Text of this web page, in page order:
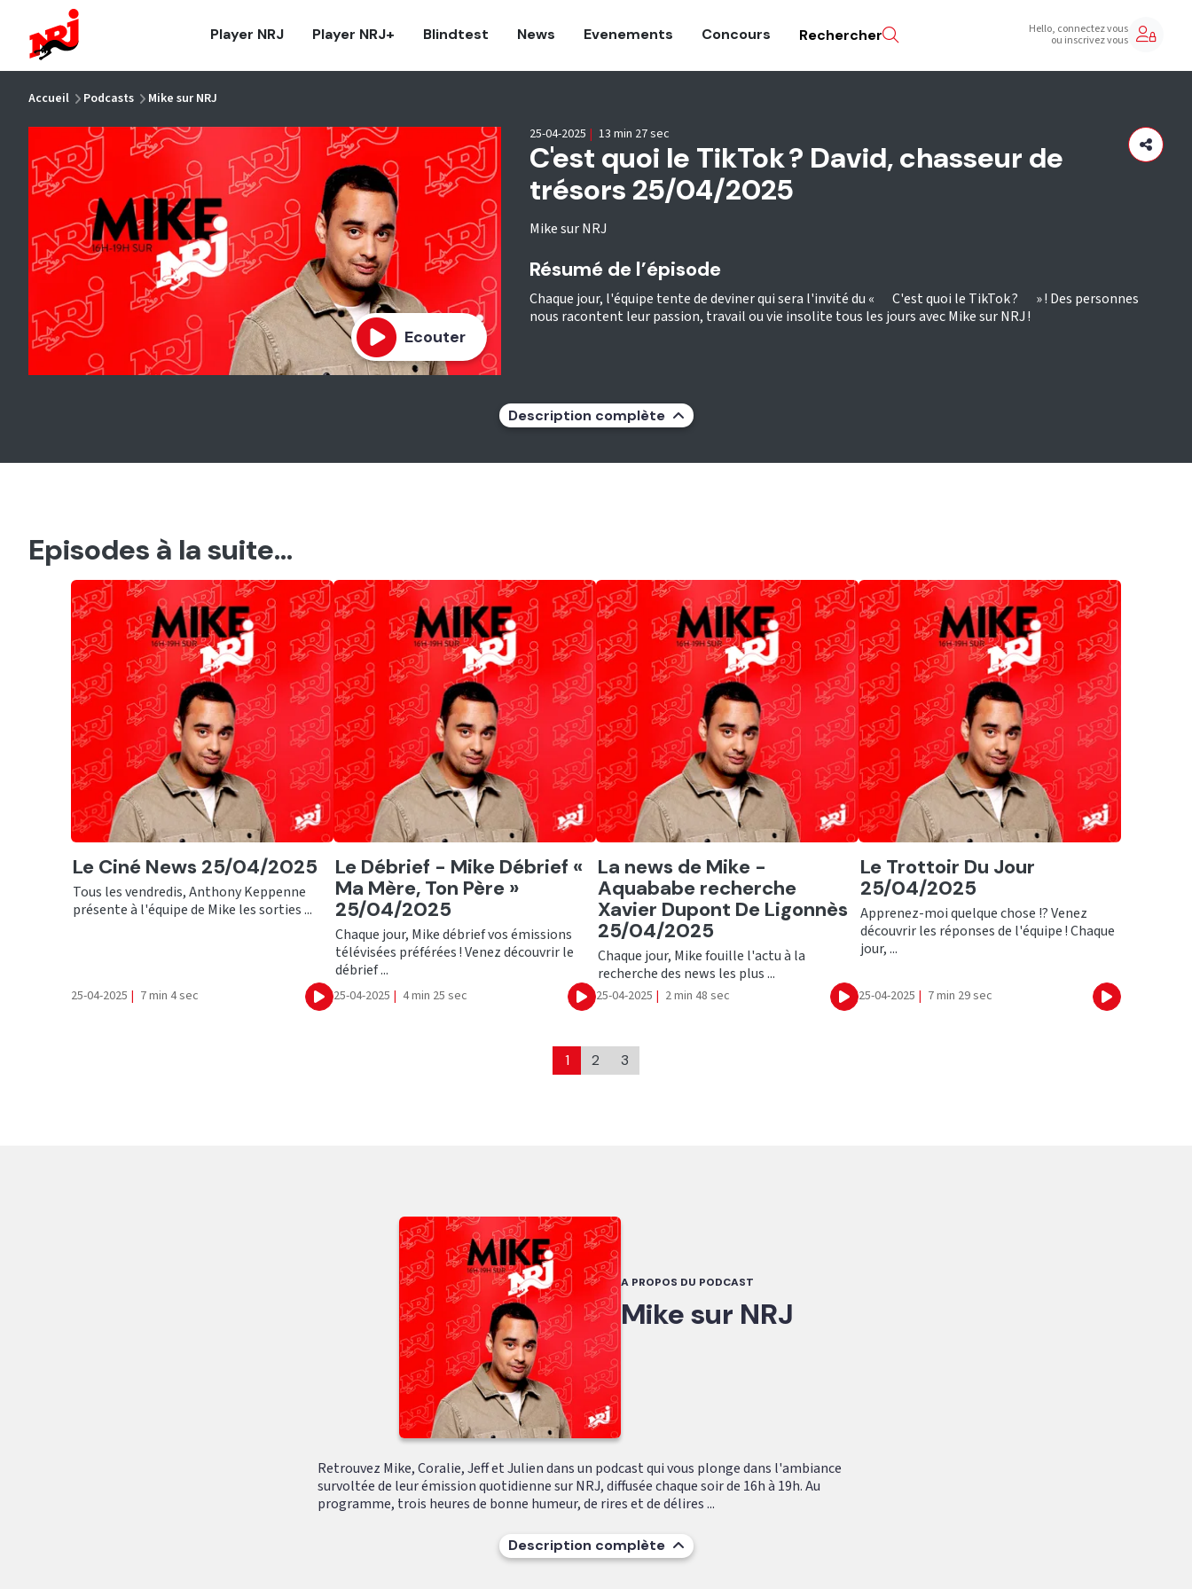
Player NRJ Player NRJ+ Blindtest News Evenements Concours Rechercher Hello, connectez vous
ou inscrivez vous
Accueil Podcasts Mike sur NRJ
Ecouter
C'est quoi le TikTok ? David, chasseur de
trésors 25/04/2025
Mike sur NRJ
25-04-2025 | 13 min 27 sec
Résumé de l’épisode
Chaque jour, l'équipe tente de deviner qui sera l'invité du « C'est quoi le TikTok ? » ! Des personnes
nous racontent leur passion, travail ou vie insolite tous les jours avec Mike sur NRJ !
Description complète
Episodes à la suite...
Ecouter
Le Ciné News 25/04/2025
Tous les vendredis, Anthony Keppenne
présente à l'équipe de Mike les sorties ...
25-04-2025 | 7 min 4 sec Ecouter
Ecouter
Le Débrief - Mike Débrief «
Ma Mère, Ton Père »
25/04/2025
Chaque jour, Mike débrief vos émissions
télévisées préférées ! Venez découvrir le
débrief ...
25-04-2025 | 4 min 25 sec Ecouter
Ecouter
La news de Mike -
Aquababe recherche
Xavier Dupont De Ligonnès
25/04/2025
Chaque jour, Mike fouille l'actu à la
recherche des news les plus ...
25-04-2025 | 2 min 48 sec Ecouter
Ecouter
Le Trottoir Du Jour
25/04/2025
Apprenez-moi quelque chose !? Venez
découvrir les réponses de l'équipe ! Chaque
jour, ...
25-04-2025 | 7 min 29 sec Ecouter
1 2 3
A PROPOS DU PODCAST
Mike sur NRJ
Retrouvez Mike, Coralie, Jeff et Julien dans un podcast qui vous plonge dans l'ambiance
survoltée de leur émission quotidienne sur NRJ, diffusée chaque soir de 16h à 19h. Au
programme, trois heures de bonne humeur, de rires et de délires ...
Description complète